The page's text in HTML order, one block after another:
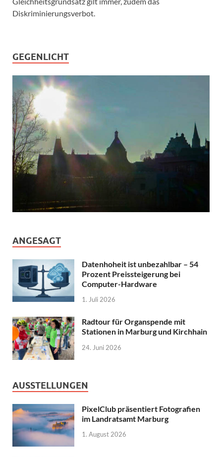
Diskriminierungsverbot.
GEGENLICHT
ANGESAGT
Datenhoheit ist unbezahlbar – 54
Prozent Preissteigerung bei
Computer-Hardware
1. Juli 2026
Radtour für Organspende mit
Stationen in Marburg und Kirchhain
24. Juni 2026
AUSSTELLUNGEN
PixelClub präsentiert Fotografien
im Landratsamt Marburg
1. August 2026